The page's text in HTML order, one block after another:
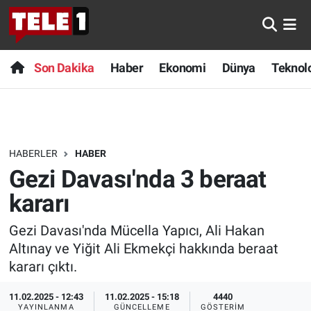
Son Dakika Haber Ekonomi Dünya
HABERLER HABER
Gezi Davası'nda 3 beraat
kararı
Gezi Davası'nda Mücella Yapıcı, Ali Hakan
Altınay ve Yiğit Ali Ekmekçi hakkında beraat
kararı çıktı.
11.02.2025 - 12:43
YAYINLANMA
11.02.2025 - 15:18
GÜNCELLEME
4440
GÖSTERIM
Anında Manşet
Başka Sohbetler
Bilim turu
Doğa Konuşuyor
Dünya
Ege Saati
Son Dakika
Haber
Dünya
Sağlık
Spor
Yayın Akışı
Nöbetçi Eczaneler
Hava Durumu
Trafik Durumu
Tüm Manşetler
Son Dakika Haberleri
Haber Arşivi